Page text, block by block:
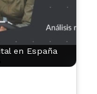
en España